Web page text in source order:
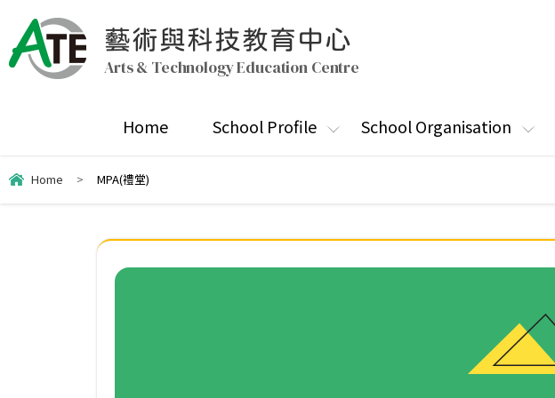
藝術與科技教育中心
Arts & Technology Education Centre
Home School Profile School Organisation
Home > MPA(禮堂)